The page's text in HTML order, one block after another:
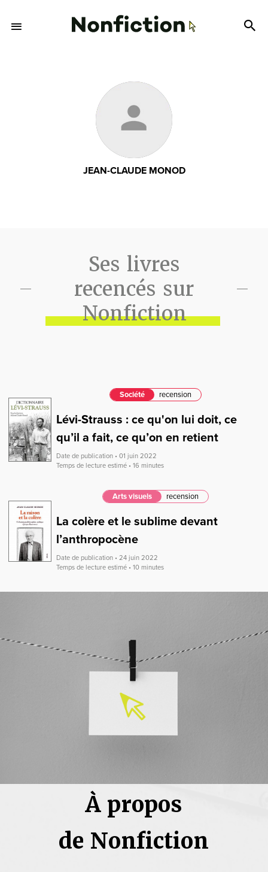
JEAN-CLAUDE MONOD
Ses livres
recencés sur
Nonfiction
Société recension
Lévi-Strauss : ce qu'on lui doit, ce
qu’il a fait, ce qu’on en retient
Date de publication • 01 juin 2022
Temps de lecture estimé • 16 minutes
Arts visuels recension
La colère et le sublime devant
l’anthropocène
Date de publication • 24 juin 2022
Temps de lecture estimé • 10 minutes
À propos
de Nonfiction